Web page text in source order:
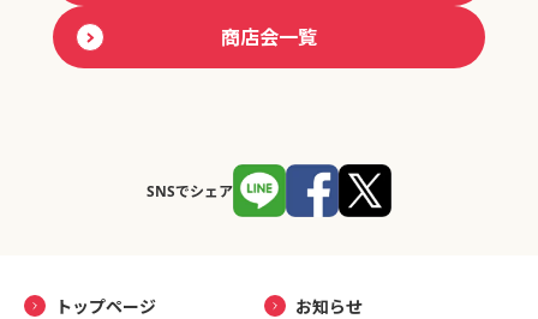
商店会一覧
SNSでシェア
トップページ お知らせ